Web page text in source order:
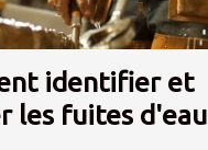
identifier et
les fuites d'eau